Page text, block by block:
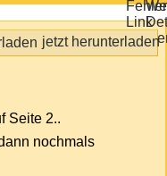
jetzt herunterladen
Seite 2..
nochmals